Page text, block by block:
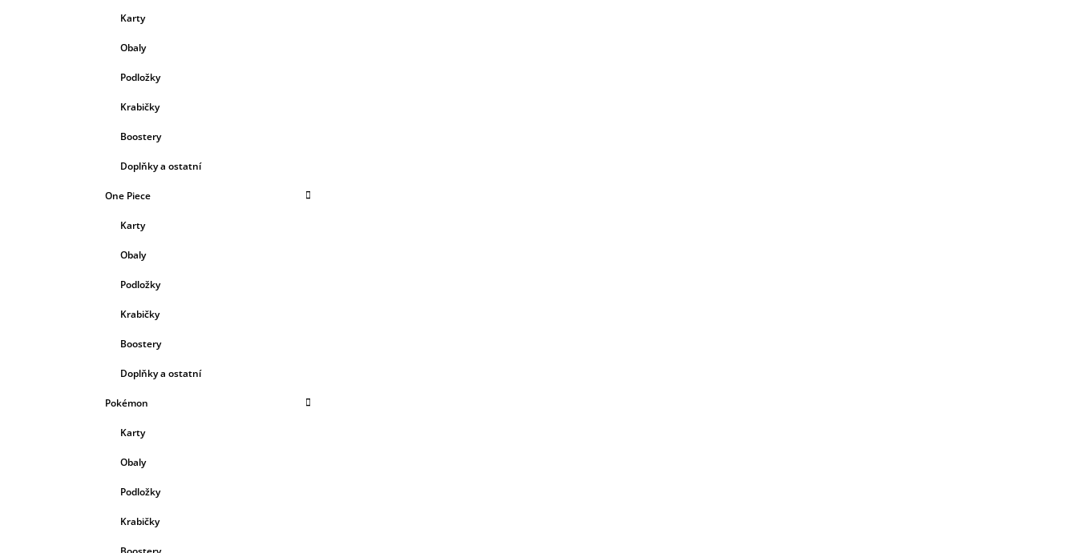
Karty
Obaly
Podložky
Krabičky
Boostery
Doplňky a ostatní
One Piece
Karty
Obaly
Podložky
Krabičky
Boostery
Doplňky a ostatní
Pokémon
Karty
Obaly
Podložky
Krabičky